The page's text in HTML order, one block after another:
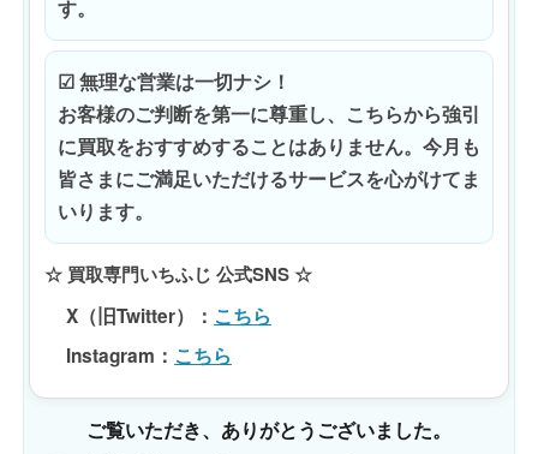
す。
☑ 無理な営業は一切ナシ！
お客様のご判断を第一に尊重し、こちらから強引
に買取をおすすめすることはありません。今月も
皆さまにご満足いただけるサービスを心がけてま
いります。
☆ 買取専門いちふじ 公式SNS ☆
X（旧Twitter）
： こちら
Instagram ： こちら
ご覧いただき、ありがとうございました。